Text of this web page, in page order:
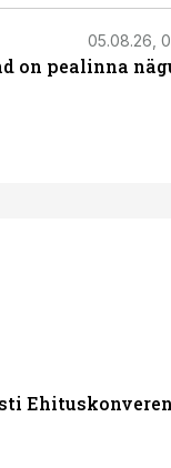
05.08.26,
on pealinna